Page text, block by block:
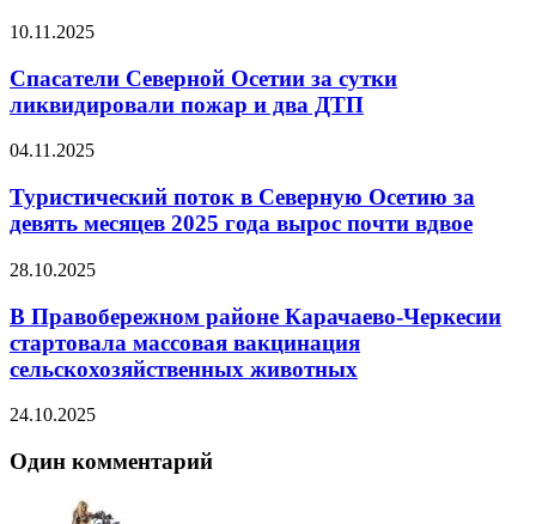
10.11.2025
Спасатели Северной Осетии за сутки
ликвидировали пожар и два ДТП
04.11.2025
Туристический поток в Северную Осетию за
девять месяцев 2025 года вырос почти вдвое
28.10.2025
В Правобережном районе Карачаево-Черкесии
стартовала массовая вакцинация
сельскохозяйственных животных
24.10.2025
Один комментарий